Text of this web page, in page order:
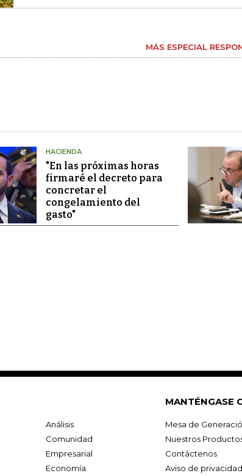
MÁS ESPECIAL
HACIENDA
"En las próximas horas
firmaré el decreto para
concretar el
congelamiento del
gasto"
Análisis
Comunidad
Empresarial
Economía
MANTÉNGASE
Mesa de
Nuestros
Contáctenos
Aviso de privacidad